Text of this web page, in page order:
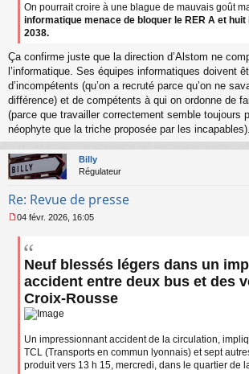
e
n
l
u
On pourrait croire à une blague de mauvais goût
informatique menace de bloquer le RER A et
2038.
Ça confirme juste que la direction d’Alstom ne
l’informatique. Ses équipes informatiques doivent
d’incompétents (qu’on a recruté parce qu’on ne
différence) et de compétents à qui on ordonne de
(parce que travailler correctement semble toujours
néophyte que la triche proposée par les incapables).
Billy
Régulateur
Re: Revue de presse
e
04 févr. 2026, 16:05
Neuf blessés légers dans un
accident entre deux bus et des
Croix-Rousse
Un impressionnant accident de la circulation,
TCL (Transports en commun lyonnais) et sept
produit vers 13 h 15, mercredi, dans le quartier de